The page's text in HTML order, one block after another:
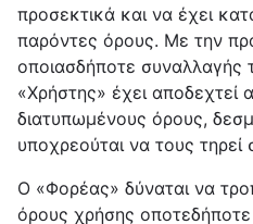
προσεκτικά και να έχει
παρόντες όρους. Με την
οποιασδήποτε συναλλαγής
«Χρήστης» έχει αποδεχτεί
διατυπωμένους όρους,
υποχρεούται να τους
Ο «Φορέας» δύναται να
όρους χρήσης οποτεδήποτε